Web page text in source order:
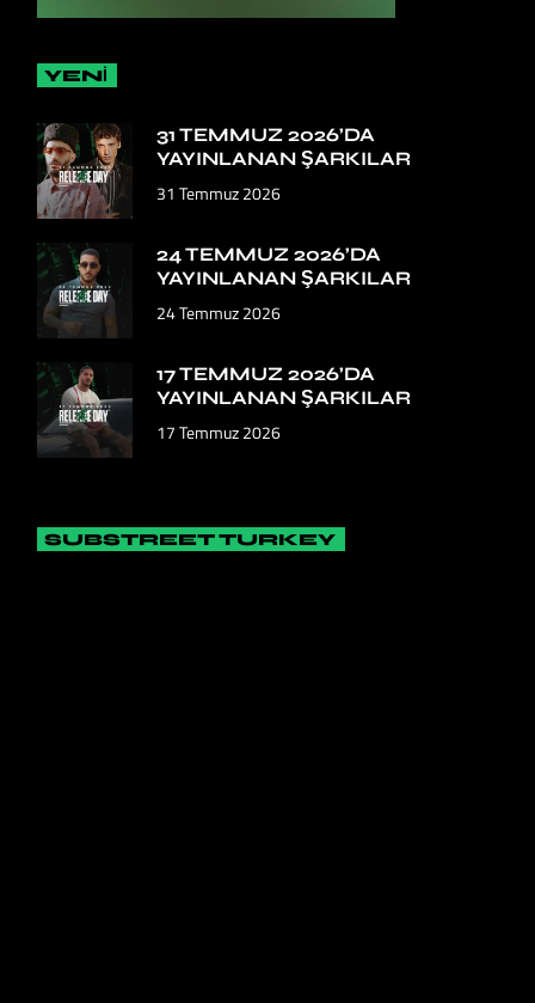
YENİ
31 TEMMUZ 2026’DA
YAYINLANAN ŞARKILAR
31 Temmuz 2026
24 TEMMUZ 2026’DA
YAYINLANAN ŞARKILAR
24 Temmuz 2026
17 TEMMUZ 2026’DA
YAYINLANAN ŞARKILAR
17 Temmuz 2026
SUBSTREET TURKEY